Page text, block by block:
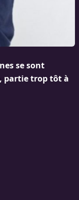
se sont
partie trop tôt à